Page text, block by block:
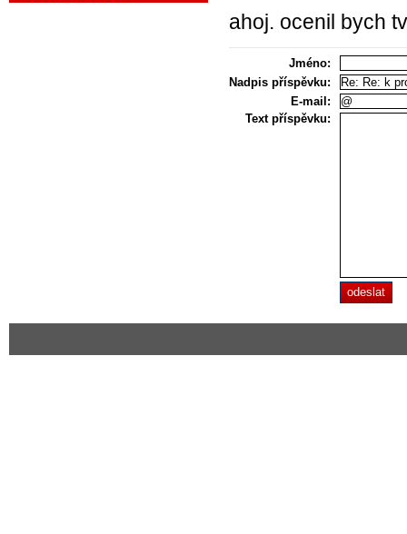
ahoj. ocenil bych
Jméno:
Nadpis příspěvku:
E-mail:
Text příspěvku: